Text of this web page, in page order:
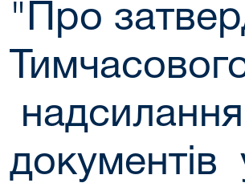
"Про
документів